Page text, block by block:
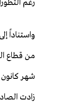
رغم
واستناداً